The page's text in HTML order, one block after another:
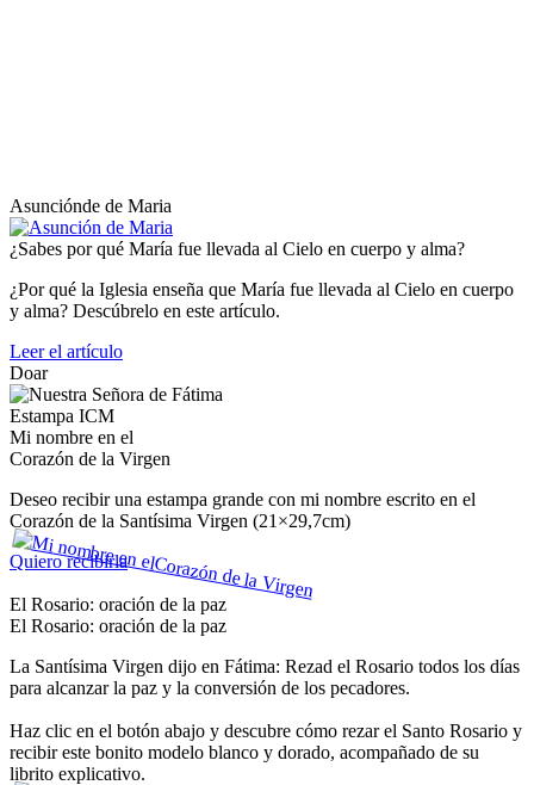
Asunciónde de Maria
¿Sabes por qué María fue llevada al Cielo en cuerpo y alma?
¿Por qué la Iglesia enseña que María fue llevada al Cielo en cuerpo
y alma? Descúbrelo en este artículo.
Leer el artículo
Doar
Estampa ICM
Mi nombre en el
Corazón de la Virgen
Deseo recibir una estampa grande con mi nombre escrito en el
Corazón de la Santísima Virgen (21×29,7cm)
Quiero recibirla
El Rosario: oración de la paz
El Rosario: oración de la paz
La Santísima Virgen dijo en Fátima: Rezad el Rosario todos los días
para alcanzar la paz y la conversión de los pecadores.
Haz clic en el botón abajo y descubre cómo rezar el Santo Rosario y
recibir este bonito modelo blanco y dorado, acompañado de su
librito explicativo.